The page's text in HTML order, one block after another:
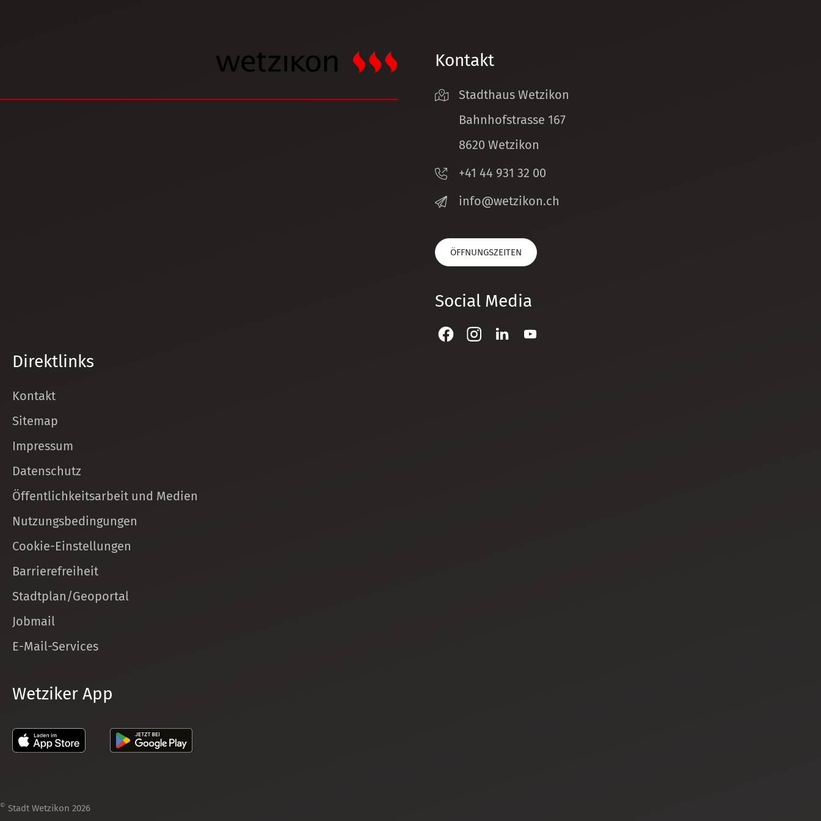
Kontakt
Stadthaus Wetzikon
Bahnhofstrasse 167
8620 Wetzikon
+41 44 931 32 00
nf
w tz k n ch
ÖFFNUNGSZEITEN
Social Media
Direktlinks
Kontakt
Sitemap
Impressum
Datenschutz
Öffentlichkeitsarbeit und Medien
Nutzungsbedingungen
Cookie-Einstellungen
Barrierefreiheit
Stadtplan/Geoportal
Jobmail
E-Mail-Services
Wetziker App
© Stadt Wetzikon 2026